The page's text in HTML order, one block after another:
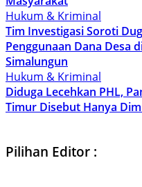
Hukum & Kriminal
Tim Investigasi Soroti
Penggunaan Dana Desa
Simalungun
Hukum & Kriminal
Diduga Lecehkan PHL,
Timur Disebut Hanya
Pilihan Editor :